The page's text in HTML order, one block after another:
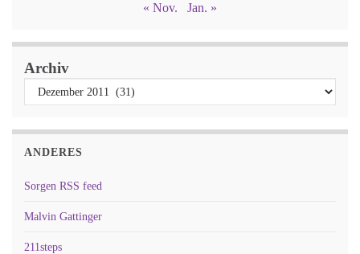
« Nov.
Jan. »
Archiv
ANDERES
Sorgen RSS feed
Malvin Gattinger
211steps